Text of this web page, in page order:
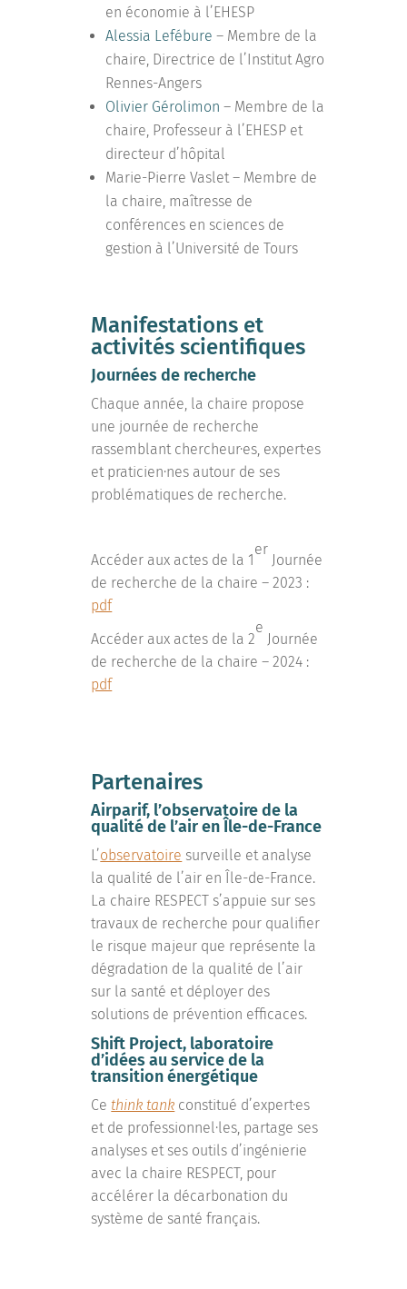
en économie à l’EHESP
Alessia Lefébure – Membre de la
chaire, Directrice de l’Institut Agro
Rennes-Angers
Olivier Gérolimon – Membre de la
chaire, Professeur à l’EHESP et
directeur d’hôpital
Marie-Pierre Vaslet – Membre de
la chaire, maîtresse de
conférences en sciences de
gestion à l’Université de Tours
Manifestations et
activités scientifiques
Journées de recherche
Chaque année, la chaire propose
une journée de recherche
rassemblant chercheur·es, expert·es
et praticien·nes autour de ses
problématiques de recherche.
Accéder aux actes de la 1
er
Journée
de recherche de la chaire – 2023 :
pdf
Accéder aux actes de la 2
e
Journée
de recherche de la chaire – 2024 :
pdf
Partenaires
Airparif, l’observatoire de la
qualité de l’air en Île-de-France
L’observatoire surveille et analyse
la qualité de l’air en Île-de-France.
La chaire RESPECT s’appuie sur ses
travaux de recherche pour qualifier
le risque majeur que représente la
dégradation de la qualité de l’air
sur la santé et déployer des
solutions de prévention efficaces.
Shift Project, laboratoire
d’idées au service de la
transition énergétique
Cethink tank constitué d’expert·es
et de professionnel·les, partage ses
analyses et ses outils d’ingénierie
avec la chaire RESPECT, pour
accélérer la décarbonation du
système de santé français.